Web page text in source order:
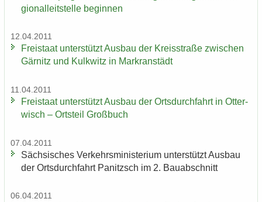
gio­nal­leit­stel­le be­gin­nen
12.04.2011
Frei­staat un­ter­stützt Aus­bau der Kreis­stra­ße zwi­schen
Gär­nitz und Kulk­witz in Markran­städt
11.04.2011
Frei­staat un­ter­stützt Aus­bau der Orts­durch­fahrt in Ot­ter­
wisch – Orts­teil Groß­buch
07.04.2011
Säch­si­sches Ver­kehrs­mi­nis­te­ri­um un­ter­stützt Aus­bau
der Orts­durch­fahrt Pa­nitzsch im 2. Bau­ab­schnitt
06.04.2011